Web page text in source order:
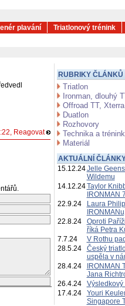
plavání Triatlonový trénink
Reagovat
RUBRIKY ČLÁNKŮ
Triatlon
Ironman, dlouhý
Offroad TT, Xterra
Duatlon
Rozhovory
Technika a trénink
Materiál
AKTUÁLNÍ
15.12.24Jelle
Wildemu
14.12.24Taylor
IRONMAN
22.9.24
Laura
22.8.24
Oproti
říká Petra
7.7.24
V Rothu
28.5.24
Český
uspěla v
28.4.24
IRONMAN
Jana
26.4.24
Výsledkový
17.4.24
Youri
Singapore